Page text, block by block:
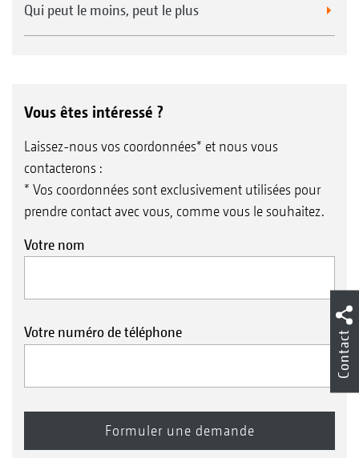
Grâce à la gamme importante de roues
d’appui, le guidage en profondeur de la Cayros
est extrêmement personnalisé. Grâce aux
différentes possibilités de positionnement et
aux nombreuses roues, la roue d’appui peut
combinée.
Qui peut le moins, peut le plus
Vous êtes intéressé ?
Laissez-nous vos coordonnées* et nous vous
contacterons :
* Vos coordonnées sont exclusivement utilisées pour
prendre contact avec vous, comme vous le souhaitez.
Votre nom
Votre numéro de téléphone Contact